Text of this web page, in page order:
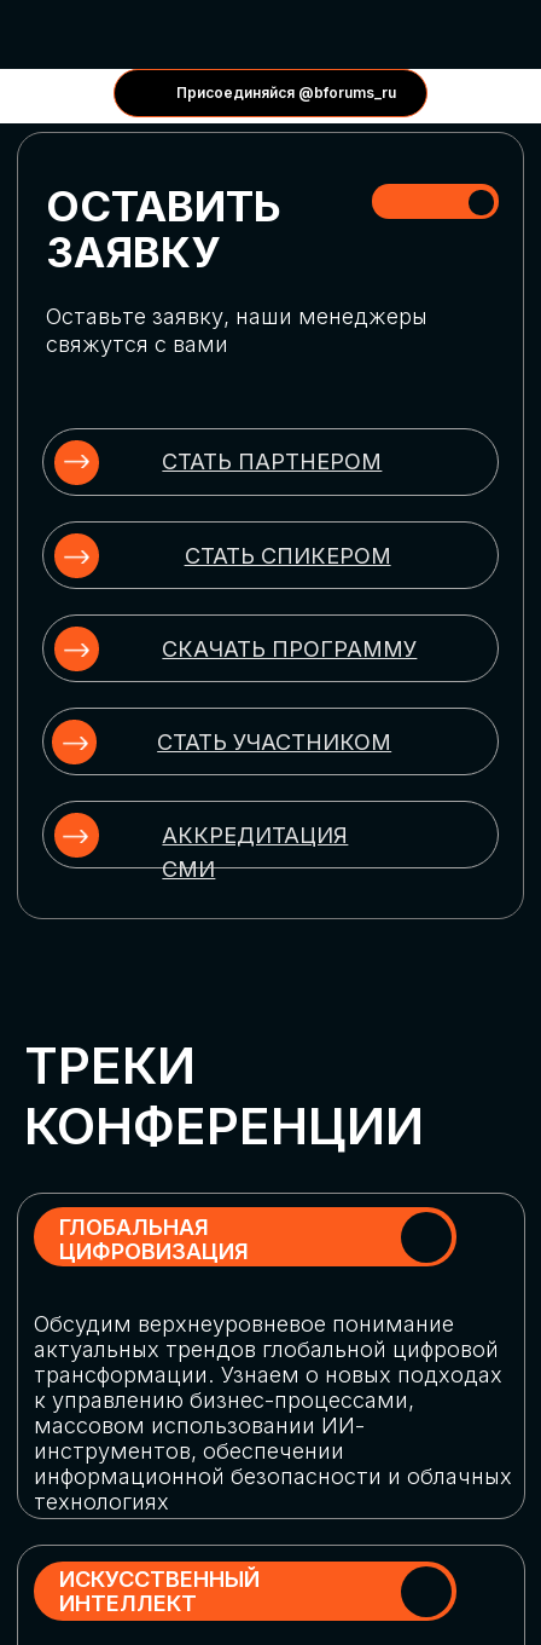
Присоединяйся @bforums_ru
Выясним, как в наши дни уверенно
защищать свой бизнес от киберугроз
ГЛОБАЛЬНАЯ
ЦИФРОВИЗАЦИЯ
актуальных трендов глобальной цифровой
трансформации. Узнаем о новых подходах
массовом использовании ИИ-
инструментов, обеспечении
ИСКУССТВЕННЫЙ
Узнаем как компании адаптируются к
новой ИИ-реальности. Как ИИ-
сотрудники становятся
«полноправными» членами команды, как
ИИ-помощники забирают на себя рутину
и как можно значительно увеличить
производительность без огромных
затрат на нейросети
ЦИФРОВИЗАЦИЯ
МАРКЕТИНГА И ПРОДАЖ
Обменяемся опытом, какие ИИ-решения
в маркетинге и продажах наиболее
рекламными кампаниями показывают
наибольшую эффективность
ЦИФРОВИЗАЦИЯ
УПРАВЛЕНИЯ ПЕРСОНАЛОМ
Рассмотрим управление человеческим
комплексные решения для роста
производительности и кейсы
оптимизации процессов найма,
развития, оценки и удержания
РОБОТИЗАЦИЯ
Узнаем, в каких отраслях ИИ
«материализуется», какие роботы
решают сложные бизнес-задачи, а где
только обсуждают концепции
роботизации и потенциальные бюджеты
на тестирование образцов
ЦИФРОВИЗАЦИЯ
КЛИЕНТСКОГО СЕРВИСА
Разберем кейсы в сфере цифровизации